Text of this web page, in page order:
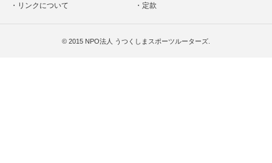
リンクについて
定款
© 2015 NPO法人 うつくしまスポーツルーターズ.